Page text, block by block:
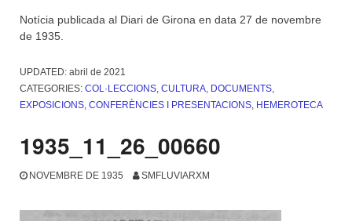
Notícia publicada al Diari de Girona en data 27 de novembre
de 1935.
UPDATED: abril de 2021
CATEGORIES: COL·LECCIONS, CULTURA, DOCUMENTS,
EXPOSICIONS, CONFERÈNCIES I PRESENTACIONS, HEMEROTECA
1935_11_26_00660
NOVEMBRE DE 1935 SMFLUVIARXM